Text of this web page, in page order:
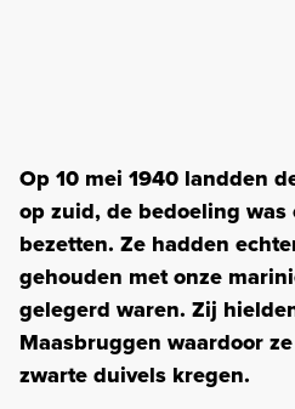
Op 10 mei 1940 landden
op zuid, de bedoeling
bezetten. Ze hadden
gehouden met onze
gelegerd waren. Zij
Maasbruggen waardoor
zwarte duivels kregen.